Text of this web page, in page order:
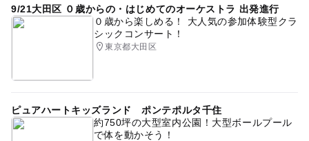
9/21大田区 ０歳からの・はじめてのオーケストラ 出発進行
０歳から楽しめる！ 大人気の参加体験型クラ
シックコンサート！
東京都大田区
ピュアハートキッズランド ポンテポルタ千住
約750坪の大型室内公園！大型ボールプール
で体を動かそう！